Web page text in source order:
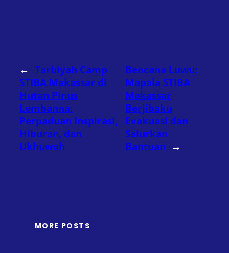
← Tarbiyah Camp
STIBA Makassar di
Hutan Pinus
Lembanna:
Perpaduan Inspirasi,
Hiburan, dan
Ukhuwah
Bencana Luwu:
Mapala STIBA
Makassar
Berjibaku
Evakuasi dan
Salurkan
Bantuan →
MORE POSTS